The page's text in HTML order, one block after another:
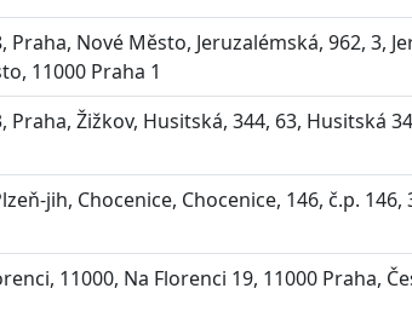
Praha, Nové Město, Jeruzalémská, 962, 3,
11000 Praha 1
Praha, Žižkov, Husitská, 344, 63, Husitská
jih, Chocenice, Chocenice, 146, č.p. 146,
11000, Na Florenci 19, 11000 Praha,